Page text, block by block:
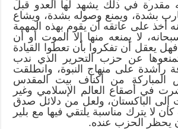
مقدرة في ذلك يشهد لها العدو قبل
بشدة، ويمنع وصوله بشدة، ويشاع
أخذ على عاتقه أن يقوم بهذه المهمة
سبحانه، لا يمنعه منها إلا الموت أو أن
يعقل أن تفكروا بأن تعطوا القيادة
وتمنعوها عن حزب التحرير الذي ندب
راشدة على منهاج النبوة، وانطلقت
المباركة من أكناف بيت المقدس
في أصقاع العالم الإسلامي وغير
إلى الباكستان، ولعل من دلائل صدق
لا يترك مناسبة يلتقي فيها مع بلير
يحظر الحزب عنده.